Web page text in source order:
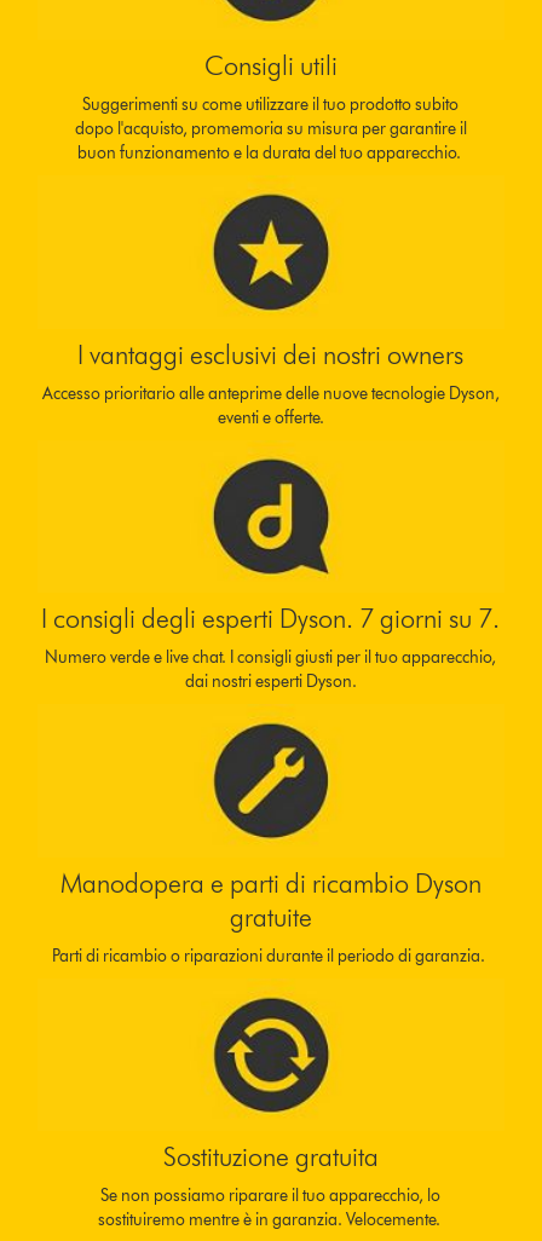
Consigli utili
Suggerimenti su come utilizzare il tuo prodotto subito
dopo l'acquisto, promemoria su misura per garantire il
buon funzionamento e la durata del tuo apparecchio.
I vantaggi esclusivi dei nostri owners
Accesso prioritario alle anteprime delle nuove tecnologie Dyson,
eventi e offerte.
I consigli degli esperti Dyson. 7 giorni su 7.
Numero verde e live chat. I consigli giusti per il tuo apparecchio,
dai nostri esperti Dyson.
Manodopera e parti di ricambio Dyson
gratuite
Parti di ricambio o riparazioni durante il periodo di garanzia.
Sostituzione gratuita
Se non possiamo riparare il tuo apparecchio, lo
sostituiremo mentre è in garanzia. Velocemente.